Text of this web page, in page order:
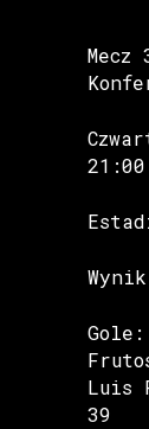
21:00
Luis
39